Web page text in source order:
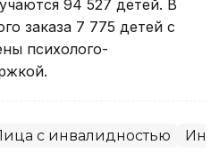
94 527 детей. В
заказа 7 775 детей с
психолого-
с инвалидностью